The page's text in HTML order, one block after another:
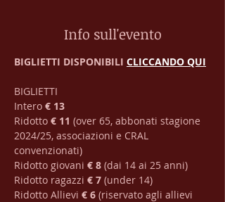
Info sull'evento
BIGLIETTI DISPONIBILI CLICCANDO QUI
BIGLIETTI
Intero € 13
Ridotto € 11 (over 65, abbonati stagione
2024/25, associazioni e CRAL
convenzionati)
Ridotto giovani € 8 (dai 14 ai 25 anni)
Ridotto ragazzi € 7 (under 14)
Ridotto Allievi € 6 (riservato agli allievi